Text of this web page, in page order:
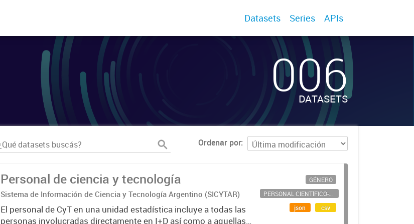
Datasets Series APIs
006
DATASETS
Ordenar por
Personal de ciencia y tecnología
Sistema de Información de Ciencia y Tecnología Argentino (SICYTAR)
El personal de CyT en una unidad estadística incluye a todas las
personas involucradas directamente en I+D así como a aquellas
GÉNERO
PERSONAL CIENTÍFICO-TECNOLÓGICO
json
csv